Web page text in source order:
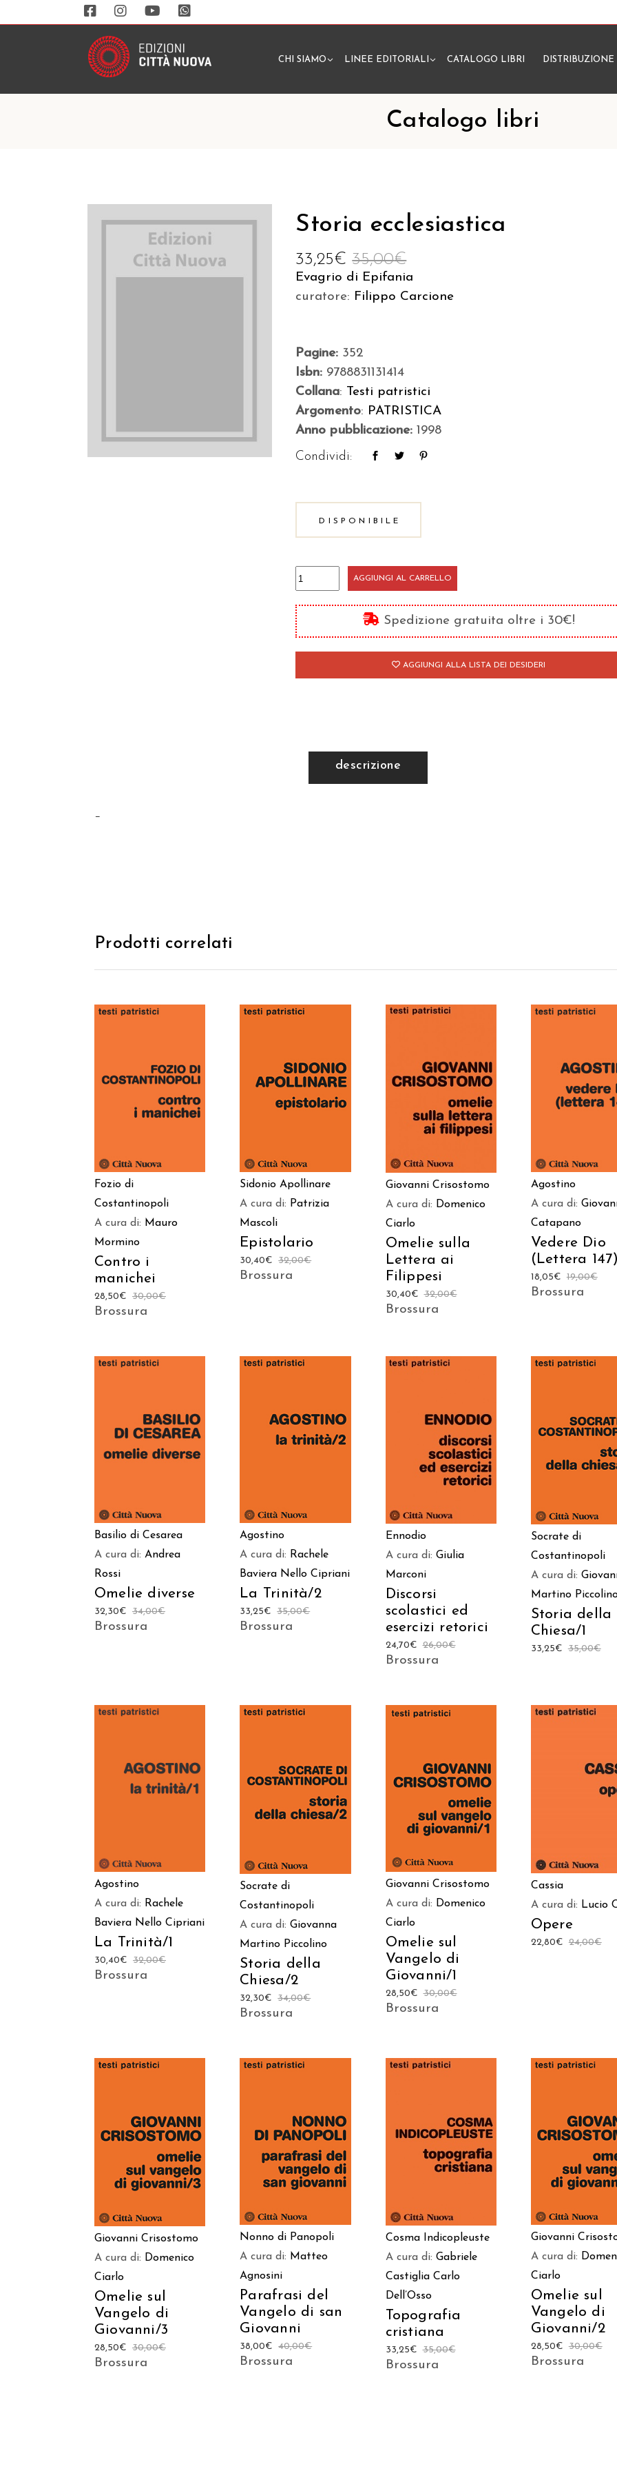
CHI SIAMO LINEE EDITORIALI CATALOGO LIBRI DISTRIBUZIONE
Catalogo libri
Storia ecclesiastica
35,00€
33,25€
Evagrio di Epifania
curatore: Filippo Carcione
Pagine: 352
Isbn: 9788831131414
Collana: Testi patristici
Argomento: PATRISTICA
Anno pubblicazione:1998
Condividi:
DISPONIBILE
Storia
ecclesiastica
quantità
AGGIUNGI AL CARRELLO
Spedizione gratuita oltre i 30€!
AGGIUNGI ALLA LISTA DEI DESIDERI
descrizione
–
Prodotti correlati
AGGIUNGI AL
CARRELLO
Fozio di
Costantinopoli
A cura di: Mauro
Mormino
Contro i
manichei
30,00€
28,50€
Brossura
AGGIUNGI AL
CARRELLO
Sidonio Apollinare
A cura di: Patrizia
Mascoli
Epistolario
32,00€
30,40€
Brossura
AGGIUNGI AL
CARRELLO
Giovanni Crisostomo
A cura di: Domenico
Ciarlo
Omelie sulla
Lettera ai
Filippesi
32,00€
30,40€
Brossura
CARRELLO
Agostino
A cura di:
Catapano
Vedere Dio
(Lettera
19,00€
18,05€
Brossura
AGGIUNGI AL
CARRELLO
Basilio di Cesarea
A cura di: Andrea
Rossi
Omelie diverse
34,00€
32,30€
Brossura
Agostino
A cura di: Rachele
Baviera Nello Cipriani
La Trinità/2
35,00€
33,25€
Brossura
CARRELLO
Ennodio
A cura di: Giulia
Marconi
Discorsi
scolastici ed
esercizi retorici
26,00€
24,70€
Brossura
AGGIUNGI AL
CARRELLO
Socrate di
Costantinopoli
A cura di:
Martino
Storia della
Chiesa/1
35,00€
33,25€
Agostino
A cura di: Rachele
Baviera Nello Cipriani
La Trinità/1
32,00€
30,40€
Brossura
AGGIUNGI AL
CARRELLO
Socrate di
Costantinopoli
A cura di:Giovanna
Martino Piccolino
Storia della
Chiesa/2
34,00€
32,30€
Brossura
AGGIUNGI AL
CARRELLO
Giovanni Crisostomo
A cura di: Domenico
Ciarlo
Omelie sul
Vangelo di
Giovanni/1
30,00€
28,50€
Brossura
Cassia
A cura di: Lucio
Opere
24,00€
22,80€
AGGIUNGI AL
CARRELLO
Giovanni Crisostomo
A cura di: Domenico
Ciarlo
Omelie sul
Vangelo di
Giovanni/3
30,00€
28,50€
Brossura
AGGIUNGI AL
CARRELLO
Nonno di Panopoli
A cura di: Matteo
Agnosini
Parafrasi del
Vangelo di san
Giovanni
40,00€
38,00€
Brossura
AGGIUNGI AL
CARRELLO
Cosma Indicopleuste
A cura di: Gabriele
Castiglia Carlo
Dell’Osso
Topografia
cristiana
35,00€
33,25€
Brossura
AGGIUNGI AL
CARRELLO
Giovanni
A cura di:
Ciarlo
Omelie sul
Vangelo di
Giovanni/2
30,00€
28,50€
Brossura